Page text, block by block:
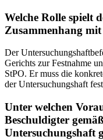
Welche Rolle spielt
Zusammenhang mit
Der
Gerichts zur Festnahme
StPO. Er muss die
der Untersuchungshaft
Unter welchen
Beschuldigter
Untersuchungshaft